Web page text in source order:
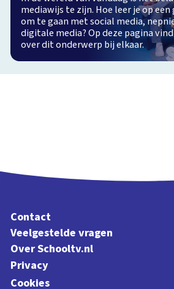
mediawijs te zijn. Hoe leer je op
om te gaan met social media,
digitale media? Op deze pagina
over dit onderwerp bij elkaar.
Contact
Veelgestelde vragen
Over Schooltv.nl
Privacy
Cookies